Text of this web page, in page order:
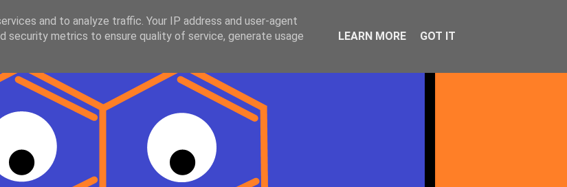
and to analyze traffic. Your IP address and user-agent
security metrics to ensure quality of service, generate usage
LEARN MORE GOT IT